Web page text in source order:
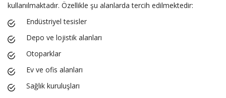
kullanılmaktadır. Özellikle şu alanlarda tercih edilmektedir:
Endüstriyel tesisler
Depo ve lojistik alanları
Otoparklar
Ev ve ofis alanları
Sağlık kuruluşları